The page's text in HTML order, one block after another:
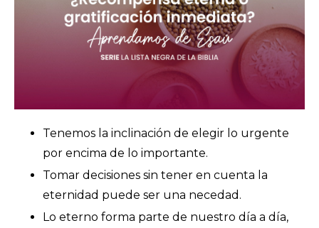
Tenemos la inclinación de elegir lo urgente
por encima de lo importante.
Tomar decisiones sin tener en cuenta la
eternidad puede ser una necedad.
Lo eterno forma parte de nuestro día a día,